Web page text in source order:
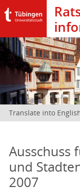
Translate into
Ausschuss
und
2007